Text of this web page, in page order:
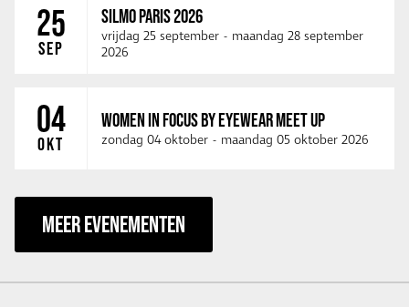
25
SEP
SILMO PARIS 2026
vrijdag 25 september - maandag 28 september
2026
04
OKT
WOMEN IN FOCUS BY EYEWEAR MEET UP
zondag 04 oktober - maandag 05 oktober 2026
MEER EVENEMENTEN